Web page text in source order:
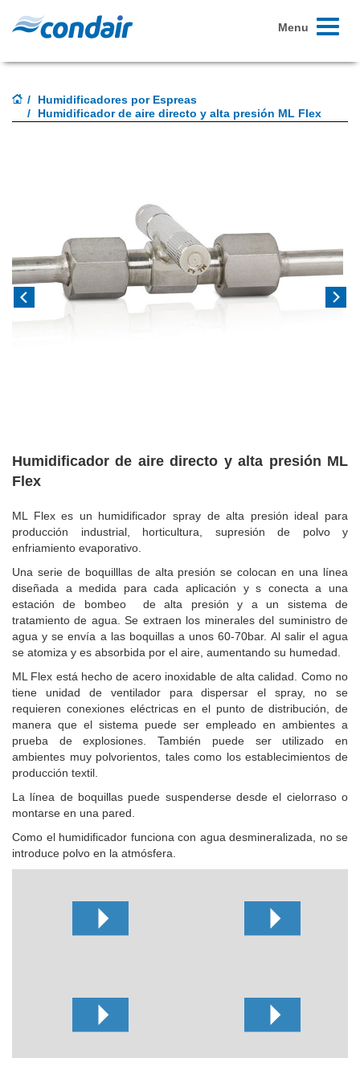
Toggle
Menu
Humidificadores por Espreas
Humidificador de aire directo y alta presión ML Flex
Humidificador de aire directo y alta presión ML
Flex
ML Flex es un humidificador spray de alta presión ideal para
producción industrial, horticultura, supresión de polvo y
enfriamiento evaporativo.
Una serie de boquilllas de alta presión se colocan en una línea
diseñada a medida para cada aplicación y s conecta a una
estación de bombeo de alta presión y a un sistema de
tratamiento de agua. Se extraen los minerales del suministro de
agua y se envía a las boquillas a unos 60-70bar. Al salir el agua
se atomiza y es absorbida por el aire, aumentando su humedad.
ML Flex está hecho de acero inoxidable de alta calidad. Como no
tiene unidad de ventilador para dispersar el spray, no se
requieren conexiones eléctricas en el punto de distribución, de
manera que el sistema puede ser empleado en ambientes a
prueba de explosiones. También puede ser utilizado en
ambientes muy polvorientos, tales como los establecimientos de
producción textil.
La línea de boquillas puede suspenderse desde el cielorraso o
montarse en una pared.
Como el humidificador funciona con agua desmineralizada, no se
introduce polvo en la atmósfera.